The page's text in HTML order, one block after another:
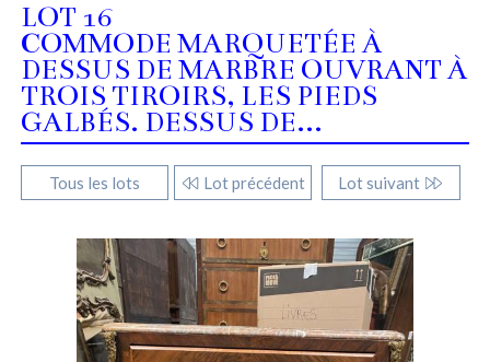
LOT 16
COMMODE MARQUETÉE À
DESSUS DE MARBRE OUVRANT À
TROIS TIROIRS, LES PIEDS
GALBÉS. DESSUS DE...
Tous les lots Lot précédent Lot suivant